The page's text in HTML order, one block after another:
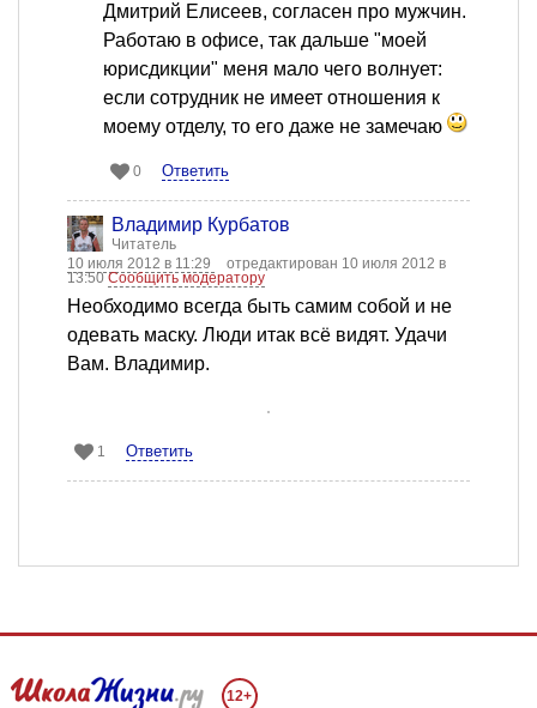
Дмитрий Елисеев, согласен про мужчин.
Работаю в офисе, так дальше "моей
юрисдикции" меня мало чего волнует:
если сотрудник не имеет отношения к
моему отделу, то его даже не замечаю
0 Ответить
Владимир Курбатов
Читатель
10 июля 2012 в 11:29
отредактирован 10 июля 2012 в
13:50Сообщить модератору
Необходимо всегда быть самим собой и не
одевать маску. Люди итак всё видят. Удачи
Вам. Владимир.
1 Ответить
12+